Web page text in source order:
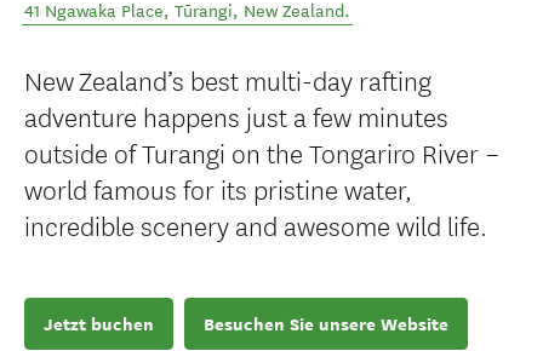
41 Ngawaka Place, Tūrangi, New Zealand.
New Zealand’s best multi-day rafting
adventure happens just a few minutes
outside of Turangi on the Tongariro River –
world famous for its pristine water,
incredible scenery and awesome wild life.
Jetzt buchen Besuchen Sie unsere Website